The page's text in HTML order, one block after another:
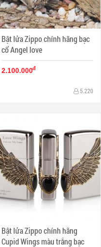
Bật lửa Zippo chính hãng bạc
cổ Angel love
2.100.000đ
5.220
Bật lửa Zippo chính hãng
Cupid Wings màu trắng bạc